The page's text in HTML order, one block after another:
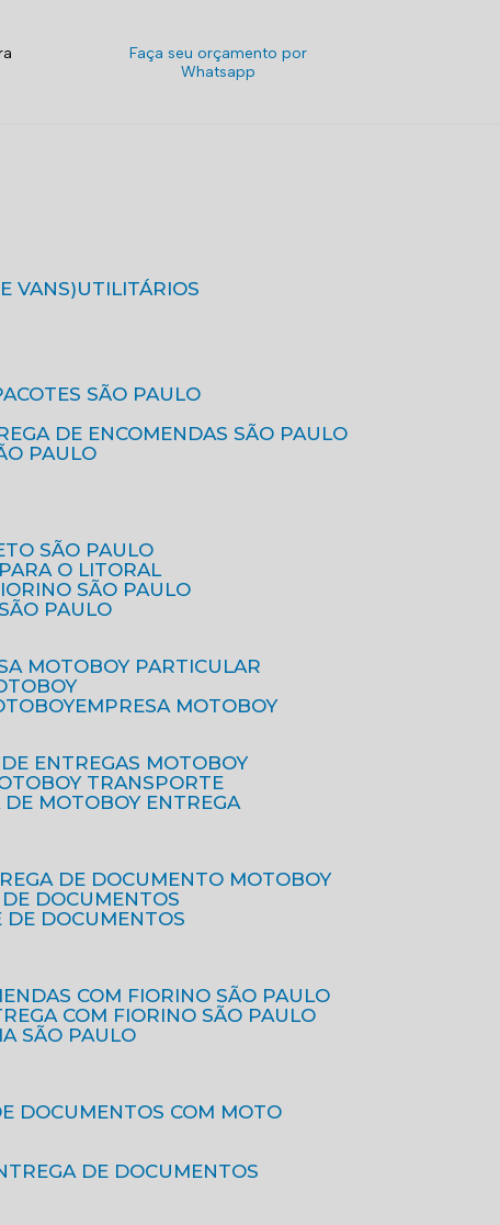
Faça seu orçamento por
Whatsapp
VANS)
UTILITÁRIOS
SÃO PAULO
DE ENCOMENDAS SÃO PAULO
PAULO
SÃO PAULO
PARA O LITORAL
SÃO PAULO
PAULO
MOTOBOY PARTICULAR
EMPRESA MOTOBOY
DE ENTREGAS MOTOBOY
TRANSPORTE
DE MOTOBOY ENTREGA
DE DOCUMENTO MOTOBOY
DE DOCUMENTOS
DE DOCUMENTOS
COM FIORINO SÃO PAULO
COM FIORINO SÃO PAULO
SÃO PAULO
DOCUMENTOS COM MOTO
DE DOCUMENTOS